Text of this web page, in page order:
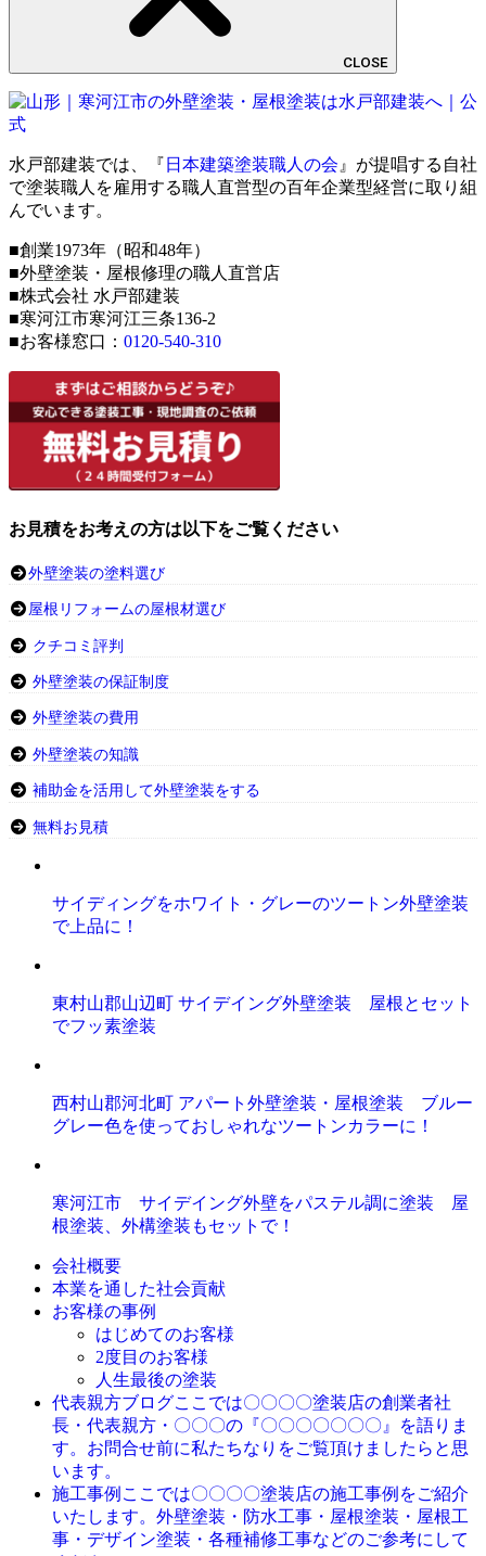
CLOSE
水戸部建装では、『 日本建築塗装職人の会 』が提唱する自社
で塗装職人を雇用する職人直営型の百年企業型経営に取り組
んでいます。
■創業1973年（昭和48年）
■外壁塗装・屋根修理の職人直営店
■株式会社 水戸部建装
■寒河江市寒河江三条136-2
■お客様窓口： 0120-540-310
お見積をお考えの方は以下をご覧ください
外壁塗装の塗料選び
屋根リフォームの屋根材選び
クチコミ評判
外壁塗装の保証制度
外壁塗装の費用
外壁塗装の知識
補助金を活用して外壁塗装をする
無料お見積
サイディングをホワイト・グレーのツートン外壁塗装
で上品に！
東村山郡山辺町 サイデイング外壁塗装 屋根とセット
でフッ素塗装
西村山郡河北町 アパート外壁塗装・屋根塗装 ブルー
グレー色を使っておしゃれなツートンカラーに！
寒河江市 サイデイング外壁をパステル調に塗装 屋
根塗装、外構塗装もセットで！
会社概要
本業を通した社会貢献
お客様の事例
はじめてのお客様
2度目のお客様
人生最後の塗装
代表親方ブログここでは〇〇〇〇塗装店の創業者社
長・代表親方・〇〇〇の『〇〇〇〇〇〇〇』を語りま
す。お問合せ前に私たちなりをご覧頂けましたらと思
います。
施工事例 ここでは〇〇〇〇塗装店の施工事例をご紹介
いたします。外壁塗装・防水工事・屋根塗装・屋根工
事・デザイン塗装・各種補修工事などのご参考にして